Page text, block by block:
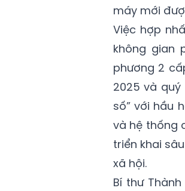
máy mới
Việc hợp
không gian
phương 2
2025 và
số” với hầu
và hệ thống
triển khai
xã hội.
Bí thư